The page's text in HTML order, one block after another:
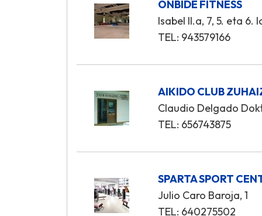
ONBIDE FITNESS
Isabel II.a, 7, 5. eta 6.
TEL: 943579166
AIKIDO CLUB
Claudio Delgado
TEL: 656743875
SPARTA SPORT
Julio Caro Baroja, 1
TEL: 640275502